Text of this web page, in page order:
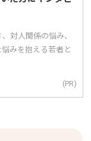
対人関係の悩み、
みを抱える若者と
(PR)